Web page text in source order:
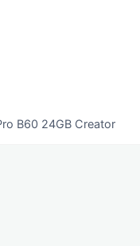
B60 24GB Creator